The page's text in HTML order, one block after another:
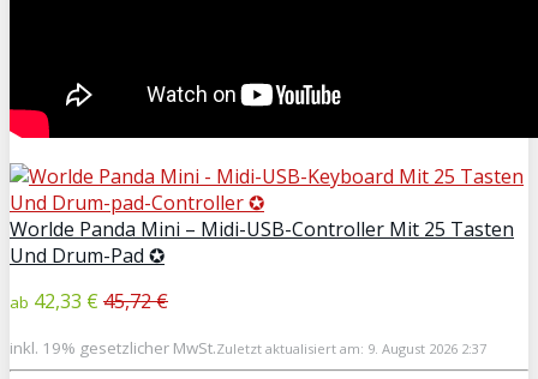
Worlde Panda Mini – Midi-USB-Controller Mit 25 Tasten
Und Drum-Pad ✪
ab 42,33 € 45,72 €
inkl. 19% gesetzlicher MwSt.Zuletzt aktualisiert am: 9. August 2026 2:37